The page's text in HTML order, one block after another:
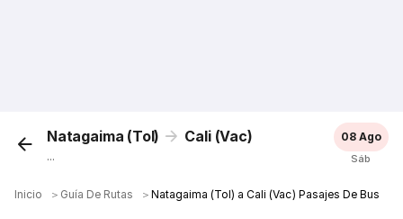
Natagaima (Tol) Cali (Vac)
...
08 Ago
Sáb
Inicio ＞ Guía De Rutas ＞Natagaima (Tol) a Cali (Vac) Pasajes De Bus